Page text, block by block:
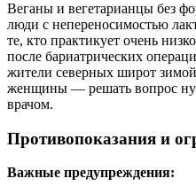
Веганы и вегетарианцы без
люди с непереносимостью
те, кто практикует очень
после бариатрических
жители северных широт
женщины — решать вопрос
врачом.
Противопоказания и
Важные предупреждения: